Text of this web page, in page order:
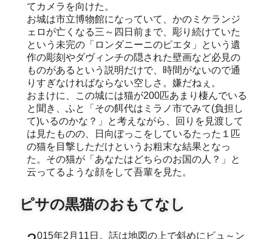
てカメラを向けた。
お城は市立博物館になっていて、かのミケランジ
ェロが亡くなる三～四日前まで、彫り続けていた
という未完の「ロンダニーニのピエタ」という遺
作の彫刻やダヴィンチの隠された壁画など必見の
ものがあるという説明だけで、時間がないので通
りすぎなければならない空しさ。嫌だねぇ。
おまけに、この城には猫が200匹あまり棲んでいる
と聞き、ふと「その餌代はミラノ市でみて(負担し
て)いるのかな？」と考えながら、回りを見渡して
は見たものの、日向ぼっこをしているたった１匹
の猫を目撃しただけというお粗末な結果となっ
た。その猫が「あなたはどちらのお国の人？」と
云ってるような顔をして吾輩を見た。
ピサの黒猫のおもてなし